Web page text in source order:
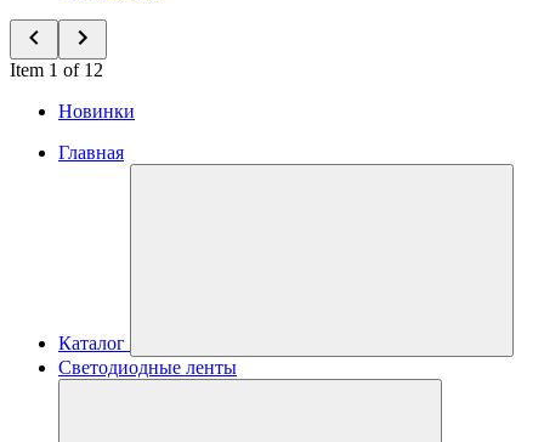
Item 1 of 12
Новинки
Главная
Каталог
Светодиодные ленты